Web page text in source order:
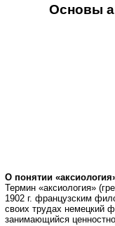
Основы
О понятии
Термин «аксиология»
1902 г. французским
своих трудах немецкий
занимающийся